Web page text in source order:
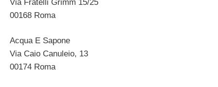
Via Fratelli Grimm 15/25
00168 Roma
Acqua E Sapone
Via Caio Canuleio, 13
00174 Roma